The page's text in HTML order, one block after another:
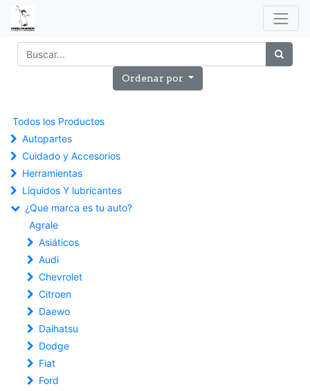
Ordenar por
Todos los Productos
Autopartes
Cuidado y Accesorios
Herramientas
Liquidos Y lubricantes
¿Que marca es tu auto?
Agrale
Asiáticos
Audi
Chevrolet
Citroen
Daewo
Daihatsu
Dodge
Fiat
Ford